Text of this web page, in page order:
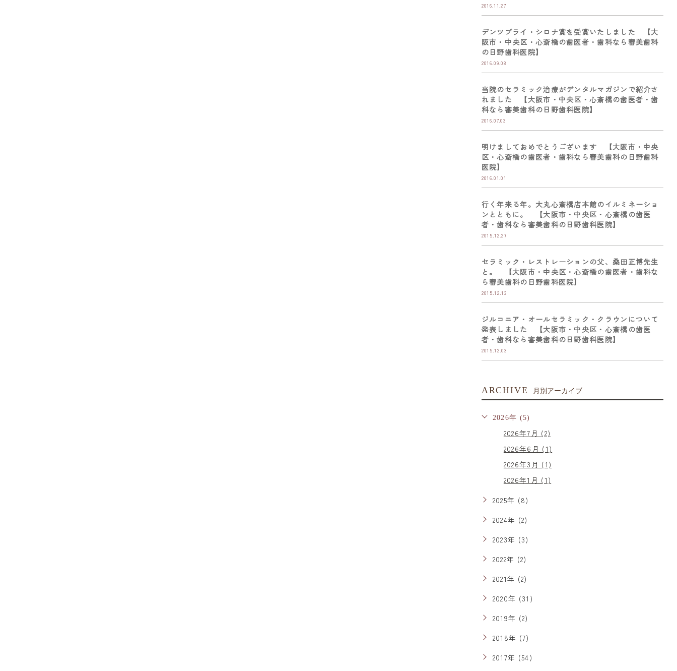
2016.11.27
デンツプライ・シロナ賞を受賞いたしました 【大
阪市・中央区・心斎橋の歯医者・歯科なら審美歯科
の日野歯科医院】
2016.09.08
当院のセラミック治療がデンタルマガジンで紹介さ
れました 【大阪市・中央区・心斎橋の歯医者・歯
科なら審美歯科の日野歯科医院】
2016.07.03
明けましておめでとうございます 【大阪市・中央
区・心斎橋の歯医者・歯科なら審美歯科の日野歯科
医院】
2016.01.01
行く年来る年。大丸心斎橋店本館のイルミネーショ
ンとともに。 【大阪市・中央区・心斎橋の歯医
者・歯科なら審美歯科の日野歯科医院】
2015.12.27
セラミック・レストレーションの父、桑田正博先生
と。 【大阪市・中央区・心斎橋の歯医者・歯科な
ら審美歯科の日野歯科医院】
2015.12.13
ジルコニア・オールセラミック・クラウンについて
発表しました 【大阪市・中央区・心斎橋の歯医
者・歯科なら審美歯科の日野歯科医院】
2015.12.03
ARCHIVE 月別アーカイブ
2026年 (5)
2026年7月 (2)
2026年6月 (1)
2026年3月 (1)
2026年1月 (1)
2025年 (8)
2024年 (2)
2023年 (3)
2022年 (2)
2021年 (2)
2020年 (31)
2019年 (2)
2018年 (7)
2017年 (54)